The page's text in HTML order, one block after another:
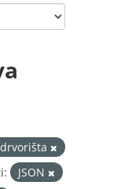
JSON